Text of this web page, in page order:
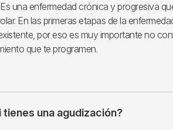
Es una enfermedad crónica y progresiva
En las primeras etapas de la
por eso es muy importante no
que te programen.
tienes una agudización?